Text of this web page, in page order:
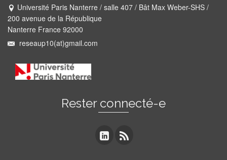
Université Paris Nanterre / salle 407 / Bât Max Weber-SHS /
200 avenue de la République
Nanterre France 92000
reseaup10(at)gmail.com
Rester connecté-e